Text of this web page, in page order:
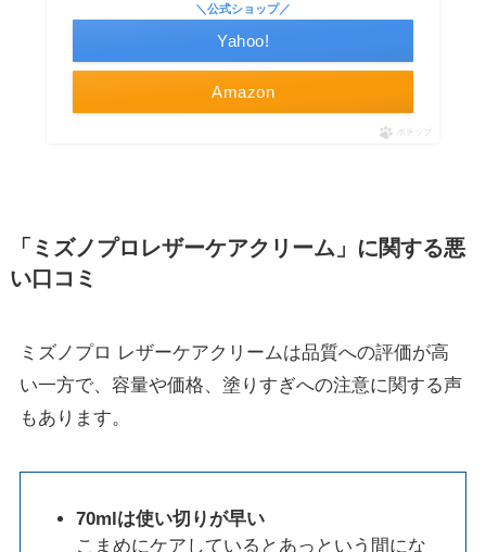
Amazon
＼公式ショップ／
Yahoo!
ポチップ
「ミズノプロレザーケアクリーム」に関する悪
い口コミ
ミズノプロ レザーケアクリームは品質への評価が高
い一方で、容量や価格、塗りすぎへの注意に関する声
もあります。
70mlは使い切りが早い
こまめにケアしているとあっという間にな